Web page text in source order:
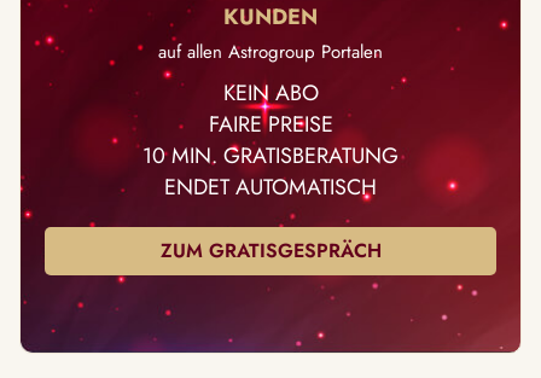
auf allen Astrogroup Portalen
KEIN ABO
FAIRE PREISE
10 MIN. GRATISBERATUNG
ENDET AUTOMATISCH
ZUM GRATISGESPRÄCH